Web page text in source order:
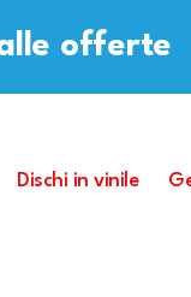
offerte
Dischi in vinile